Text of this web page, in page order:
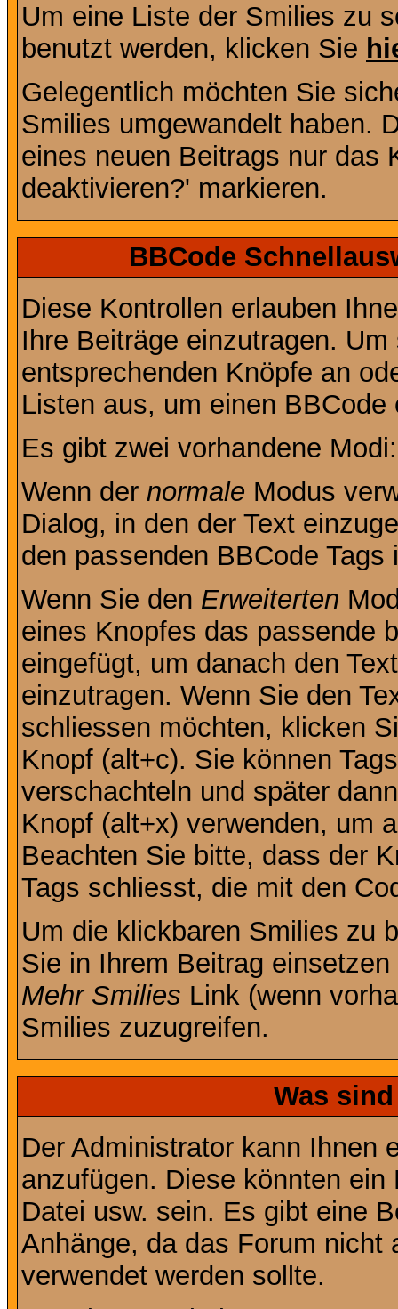
Um eine Liste der Smilies zu
benutzt werden, klicken Sie
Gelegentlich möchten Sie
Smilies umgewandelt haben.
eines neuen Beitrags nur das
deaktivieren?' markieren.
BBCode
Diese Kontrollen erlauben
Ihre Beiträge einzutragen.
entsprechenden Knöpfe an
Listen aus, um einen BBCode
Es gibt zwei vorhandene
Wenn der normale Modus
Dialog, in den der Text
den passenden BBCode
Wenn Sie den Erweiterten
eines Knopfes das passende
eingefügt, um danach den
einzutragen. Wenn Sie den
schliessen möchten, klicken
Knopf (alt+c). Sie können
verschachteln und später
Knopf (alt+x) verwenden, um
Beachten Sie bitte, dass der
Tags schliesst, die mit den
Um die klickbaren Smilies zu
Sie in Ihrem Beitrag
Mehr Smilies Link (wenn
Smilies zuzugreifen.
Was
Der Administrator kann Ihnen
anzufügen. Diese könnten
Datei usw. sein. Es gibt eine
Anhänge, da das Forum nicht
verwendet werden sollte.